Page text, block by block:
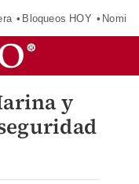
Bloqueos HOY
y